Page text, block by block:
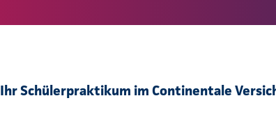
Ihr Schülerpraktikum im Continentale